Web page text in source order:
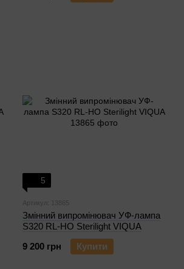
5
Артикул: 13865
Змінний випромінювач УФ-лампа
S320 RL-HO Sterilight VIQUA
9 200 грн
Купити